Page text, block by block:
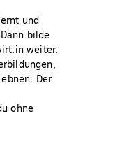
und
bilde
weiter.
Der
ohne